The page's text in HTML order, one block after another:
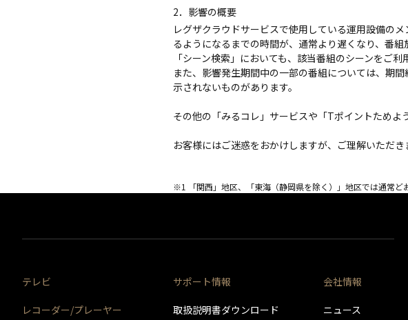
2．影響の概要
レグザクラウドサービスで使用している運用設備の
るようになるまでの時間が、通常より遅くなり、番
「シーン検索」においても、該当番組のシーンをご
また、影響発生期間中の一部の番組については、期
示されないものがあります。
その他の「みるコレ」サービスや「Tポイントためよ
お客様にはご迷惑をおかけしますが、ご理解いただき
※1 「関西」地区、「東海（静岡県を除く）」地区では通常ど
テレビ
レコーダー/プレーヤー
サポート情報
取扱説明書ダウンロード
会社情報
ニュース